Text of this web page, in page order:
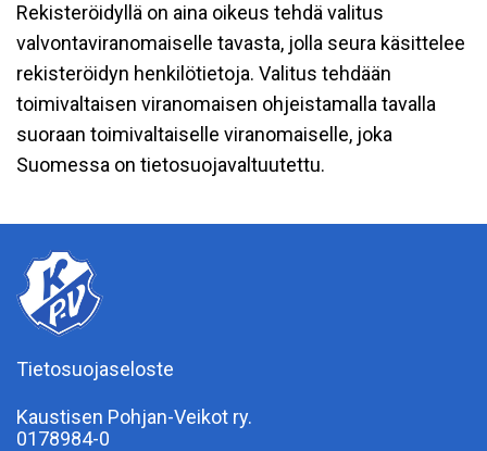
Rekisteröidyllä on aina oikeus tehdä valitus
valvontaviranomaiselle tavasta, jolla seura käsittelee
rekisteröidyn henkilötietoja. Valitus tehdään
toimivaltaisen viranomaisen ohjeistamalla tavalla
suoraan toimivaltaiselle viranomaiselle, joka
Suomessa on tietosuojavaltuutettu.
Tietosuojaseloste
Kaustisen Pohjan-Veikot ry.
0178984-0